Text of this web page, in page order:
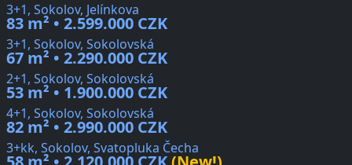
3+1, Sokolov, Jelínkova
83 m² • 2.599.000 CZK
3+1, Sokolov, Sokolovská
67 m² • 2.290.000 CZK
2+1, Sokolov, Sokolovská
53 m² • 1.900.000 CZK
4+1, Sokolov, Sokolovská
82 m² • 2.990.000 CZK
3+kk, Sokolov, Svatopluka Čecha